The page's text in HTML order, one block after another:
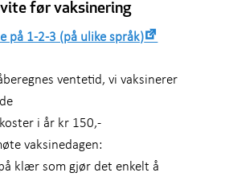
før vaksinering
på 1-2-3 (på ulike språk)
ventetid, vi vaksinerer
i år kr 150,-
vaksinedagen:
klær som gjør det enkelt å